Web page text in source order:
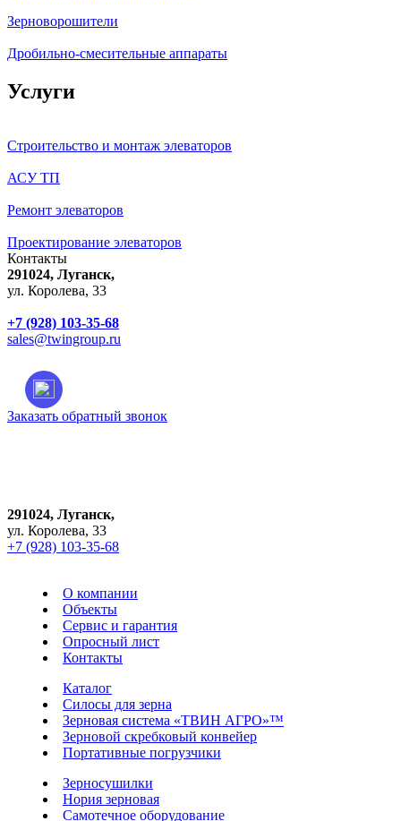
Зерноворошители
Дробильно-смесительные аппараты
Услуги
Строительство и монтаж элеваторов
АСУ ТП
Ремонт элеваторов
Проектирование элеваторов
Контакты
291024, Луганск,
ул. Королева, 33
+7 (928) 103-35-68
sales@twingroup.ru
Заказать обратный звонок
291024, Луганск,
ул. Королева, 33
+7 (928) 103-35-68
О компании
Объекты
Сервис и гарантия
Опросный лист
Контакты
Каталог
Силосы для зерна
Зерновая система «ТВИН АГРО»™
Зерновой скребковый конвейер
Портативные погрузчики
Зерносушилки
Нория зерновая
Самотечное оборудование